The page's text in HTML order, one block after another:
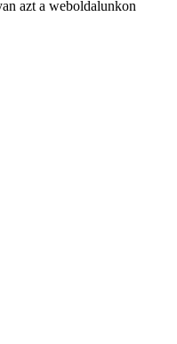
azt a weboldalunkon